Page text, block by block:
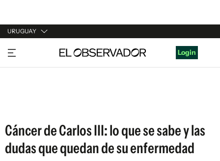
URUGUAY
URUGUAY
ARGENTINA
Login
Cáncer de Carlos III: lo que se sabe y las
dudas que quedan de su enfermedad